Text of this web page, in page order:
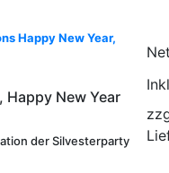
Happy New Year,
New Year
der Silvesterparty